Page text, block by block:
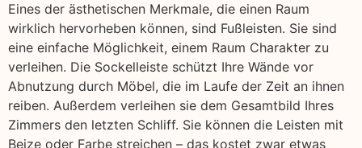
Eines der ästhetischen Merkmale, die einen Raum
wirklich hervorheben können, sind Fußleisten. Sie sind
eine einfache Möglichkeit, einem Raum Charakter zu
verleihen. Die Sockelleiste schützt Ihre Wände vor
Abnutzung durch Möbel, die im Laufe der Zeit an ihnen
reiben. Außerdem verleihen sie dem Gesamtbild Ihres
Zimmers den letzten Schliff. Sie können die Leisten mit
Beize oder Farbe streichen – das kostet zwar etwas